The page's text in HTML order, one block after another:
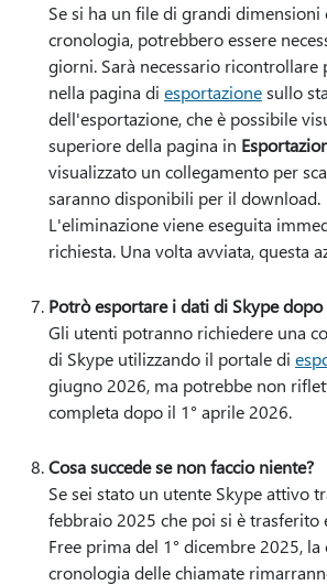
Se si ha un file di grandi dimensioni
cronologia, potrebbero essere
giorni. Sarà necessario ricontrollare
nella pagina di esportazionesullo
dell'esportazione, che è possibile
superiore della pagina in
visualizzato un collegamento per
saranno disponibili per il download.
L'eliminazione viene eseguita
richiesta. Una volta avviata, questa
Potrò esportare i dati di Skype
Gli utenti potranno richiedere una
di Skype utilizzando il portale di
giugno 2026, ma potrebbe non
completa dopo il 1° aprile 2026.
Cosa succede se non faccio niente?
Se sei stato un utente Skype attivo
febbraio 2025 che poi si è trasferito
Free prima del 1° dicembre 2025, la
cronologia delle chiamate